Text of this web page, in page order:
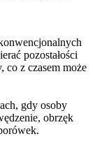
pozostałości
z czasem może
gdy osoby
obrzęk